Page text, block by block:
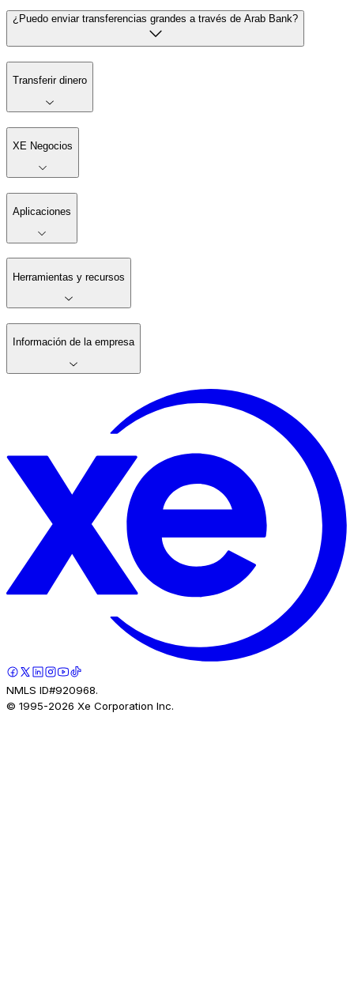
¿Puedo enviar transferencias grandes a través de Arab Bank?
Transferir dinero
XE Negocios
Aplicaciones
Herramientas y recursos
Información de la empresa
NMLS ID#920968.
© 1995-2026 Xe Corporation Inc.